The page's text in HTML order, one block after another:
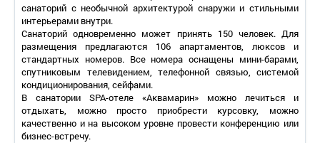
санаторий с необычной архитектурой снаружи и стильными
интерьерами внутри.
Санаторий одновременно может принять 150 человек. Для
размещения предлагаются 106 апартаментов, люксов и
стандартных номеров. Все номера оснащены мини-барами,
спутниковым телевидением, телефонной связью, системой
кондиционирования, сейфами.
В санатории SPA-отеле «Аквамарин» можно лечиться и
отдыхать, можно просто приобрести курсовку, можно
качественно и на высоком уровне провести конференцию или
бизнес-встречу.